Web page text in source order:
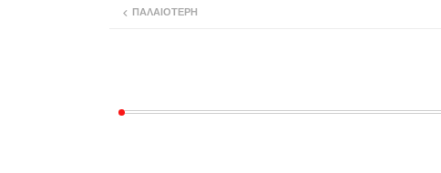
ΠΑΛΑΙΌΤΕΡΗ